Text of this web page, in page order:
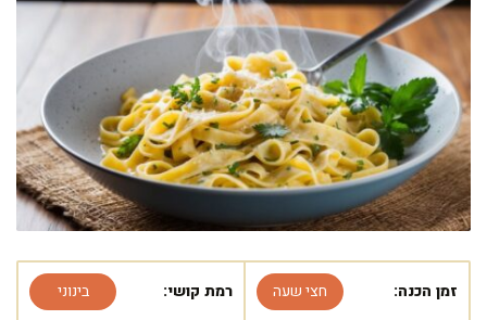
זמן הכנה: חצי שעה רמת קושי: בינוני